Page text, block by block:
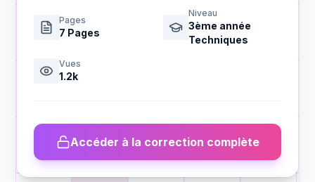
Pages
7 Pages
Niveau
3ème année
Techniques
Vues
1.2k
Accéder à la correction complète